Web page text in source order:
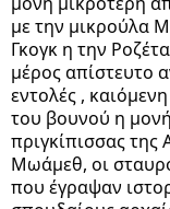
με την μικρούλα
Γκογκ η την
μέρος απίστευτο
εντολές ,
του βουνού η
πριγκίπισσας της
Μωάμεθ, οι
που έγραψαν